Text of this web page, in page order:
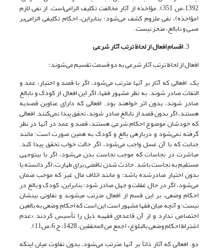
1392،ص 351). مؤاخذه از آثار مخالفت تکلیف الزامی‌‌است. از نفی لازم
(مؤاخذه)، نفی ملزوم کشف می‌شود؛ بنابراین، احکام تکلیفی الزامی‌‌بر
صبی و نابالغ، منجز نیست.
اقسام افعال از لحاظ ترتب آثار شرعی
افعال از لحاظ ترتب آثار شرعی به دو قسمت تقسیم می‌شوند:
یک. افعالی که آثار بر آنها مترتب می‌شود، اگر با قصد و اختیار، عمد و
التفات صادر شوند. به نظر مشهور فقها، اگر این افعال از کودک و نابالغ
صادر شوند، بدون اثر خواهند بود. افعالی که دارای عناوین قصدیه
هستند، اگر بدون قصد از نابالغ صادر شوند، تحقق پیدا نمی‌کنند. افعالی
که خودشان موضوع احکام شرعی هستند، قصد و عمد در آنها در نظر
گرفته نمی‌شود و درباره­ی بالغ و کودک به همین صورت است؛ مانند
جنابت که با آن غسل واجب می‌شود، اگر حالت خواب تحقق پیدا کند.
مباشرت در نجاسات که موجب نجاست بدن می‌شود، اگر با بی­توجهی
مستقیم به نجاست باشد. حادث شدن ناقضی برای طهارت، اگر دانسته یا
بدون اختیار صادرشده باشد؛ و مانند اتلاف مال غیر که موجب ضمان
می‌شود، اگر در حال غفلت و جهل صادر شود؛ بنابراین، کودک و بالغ در
احکام وضعی، بر این قسم از افعال مترتب می­شوند و تفاوتی بینشان
نیست؛ و آنچه میان فقها مشهور است این است که احکام وضعی به بالغین
اختصاص ندارد و از آن قاعده‌ی فقهیه ذیل را تأسیس کردند «عدم
اشتراط احکام وضعی بالبلوغ» (جمع من المحققین، 1428، ج 6،ص11).
دو. افعالی که آثار ذاتاً بر آنها مترتب می‌شود، بدون تفاوت میان اینکه